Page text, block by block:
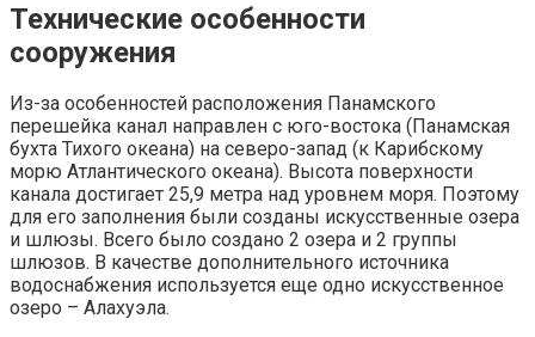
Технические особенности
сооружения
Из-за особенностей расположения Панамского
перешейка канал направлен с юго-востока (Панамская
бухта Тихого океана) на северо-запад (к Карибскому
морю Атлантического океана). Высота поверхности
канала достигает 25,9 метра над уровнем моря. Поэтому
для его заполнения были созданы искусственные озера
и шлюзы. Всего было создано 2 озера и 2 группы
шлюзов. В качестве дополнительного источника
водоснабжения используется еще одно искусственное
озеро – Алахуэла.